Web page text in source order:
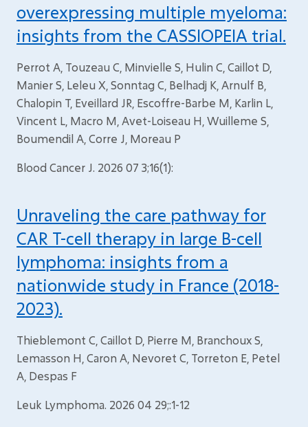
overexpressing multiple myeloma:
insights from the CASSIOPEIA trial.
Perrot A, Touzeau C, Minvielle S, Hulin C, Caillot D,
Manier S, Leleu X, Sonntag C, Belhadj K, Arnulf B,
Chalopin T, Eveillard JR, Escoffre-Barbe M, Karlin L,
Vincent L, Macro M, Avet-Loiseau H, Wuilleme S,
Boumendil A, Corre J, Moreau P
Blood Cancer J. 2026 07 3;16(1):
Unraveling the care pathway for
CAR T-cell therapy in large B-cell
lymphoma: insights from a
nationwide study in France (2018-
2023).
Thieblemont C, Caillot D, Pierre M, Branchoux S,
Lemasson H, Caron A, Nevoret C, Torreton E, Petel
A, Despas F
Leuk Lymphoma. 2026 04 29;:1-12